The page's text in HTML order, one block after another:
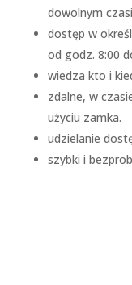
dowolnym
dostęp w
od godz. 8:00
wiedza kto i
zdalne, w
użyciu zamka.
udzielanie
szybki i